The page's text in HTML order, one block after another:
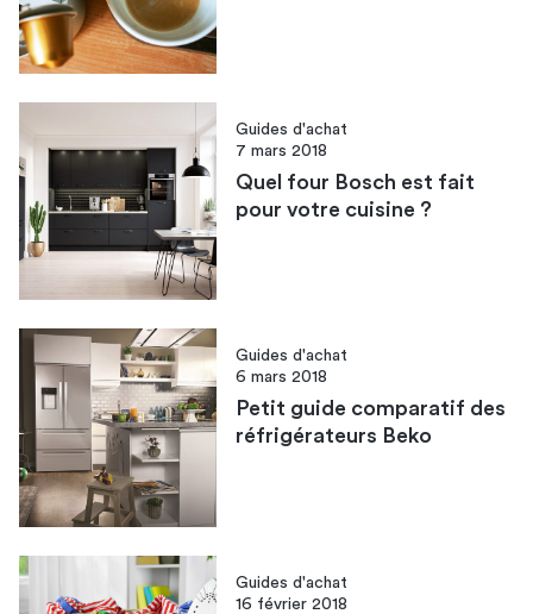
Guides d'achat
7 mars 2018
Quel four Bosch est fait
pour votre cuisine ?
Guides d'achat
6 mars 2018
Petit guide comparatif des
réfrigérateurs Beko
Guides d'achat
16 février 2018